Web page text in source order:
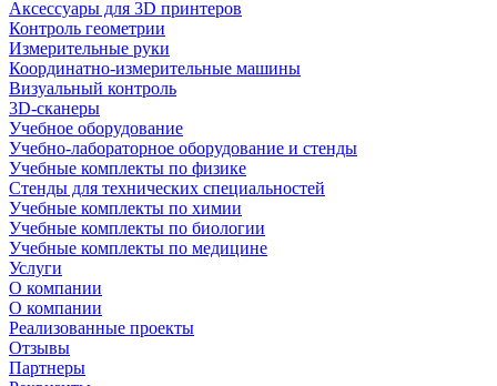
Аксессуары для 3D принтеров
Контроль геометрии
Измерительные руки
Координатно-измерительные машины
Визуальный контроль
3D-сканеры
Учебное оборудование
Учебно-лабораторное оборудование и стенды
Учебные комплекты по физике
Стенды для технических специальностей
Учебные комплекты по химии
Учебные комплекты по биологии
Учебные комплекты по медицине
Услуги
О компании
О компании
Реализованные проекты
Отзывы
Партнеры